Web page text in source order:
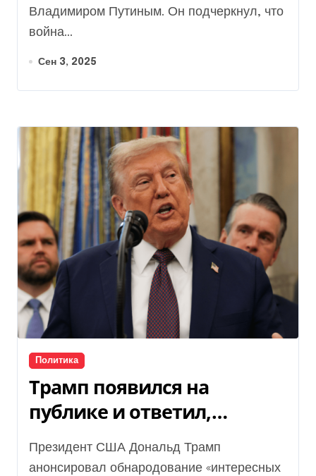
Владимиром Путиным. Он подчеркнул, что
война...
Сен 3, 2025
Политика
Трамп появился на
публике и ответил,
говорил ли с Путиным
(видео)
Президент США Дональд Трамп
анонсировал обнародование «интересных